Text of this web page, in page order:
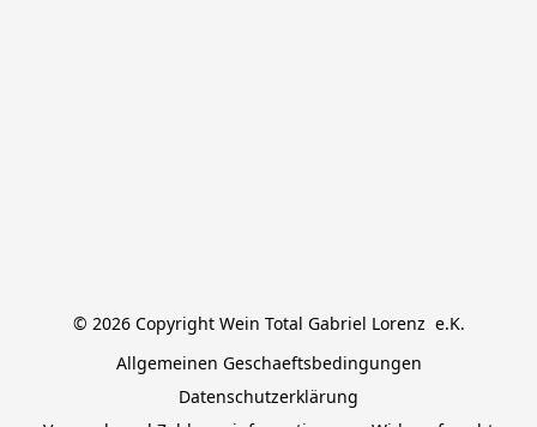
© 2026 Copyright Wein Total Gabriel Lorenz  e.K.
Allgemeinen Geschaeftsbedingungen
Datenschutzerklärung